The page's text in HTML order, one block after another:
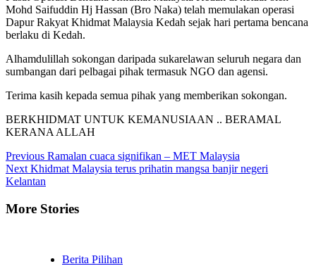
Mohd Saifuddin Hj Hassan (Bro Naka) telah memulakan operasi
Dapur Rakyat Khidmat Malaysia Kedah sejak hari pertama bencana
berlaku di Kedah.
Alhamdulillah sokongan daripada sukarelawan seluruh negara dan
sumbangan dari pelbagai pihak termasuk NGO dan agensi.
Terima kasih kepada semua pihak yang memberikan sokongan.
BERKHIDMAT UNTUK KEMANUSIAAN .. BERAMAL
KERANA ALLAH
Continue
Reading
Previous Ramalan cuaca signifikan – MET Malaysia
Next Khidmat Malaysia terus prihatin mangsa banjir negeri
Kelantan
More Stories
Berita Pilihan